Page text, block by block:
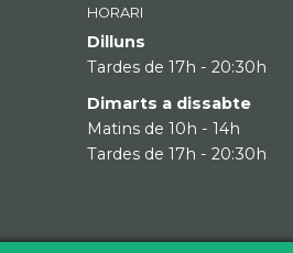
HORARI
Dilluns
Tardes de 17h - 20:30h
Dimarts a dissabte
Matins de 10h - 14h
Tardes de 17h - 20:30h